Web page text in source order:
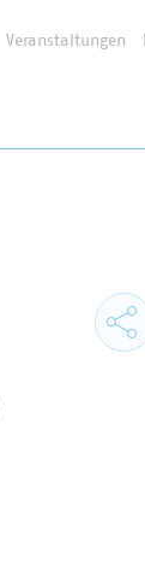
Veranstaltungen